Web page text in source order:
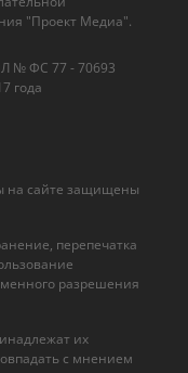
на сайте защищены
перепечатка
разрешения
их
с мнением
№ ФС 77 - 70693
года
"Проект Медиа".